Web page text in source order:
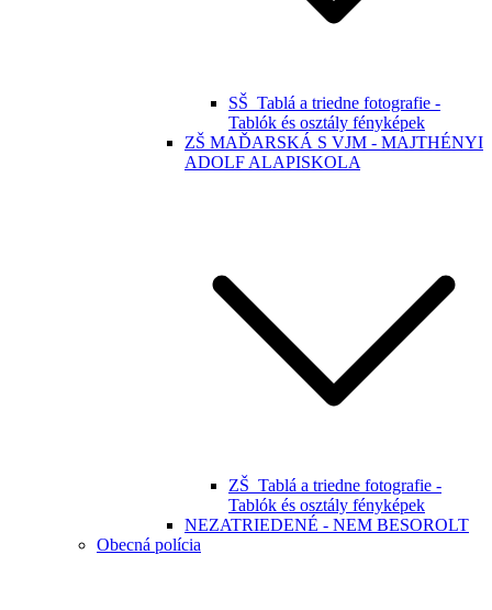
SŠ_Tablá a triedne fotografie -
Tablók és osztály fényképek
ZŠ MAĎARSKÁ S VJM - MAJTHÉNYI
ADOLF ALAPISKOLA
ZŠ_Tablá a triedne fotografie -
Tablók és osztály fényképek
NEZATRIEDENÉ - NEM BESOROLT
Obecná polícia